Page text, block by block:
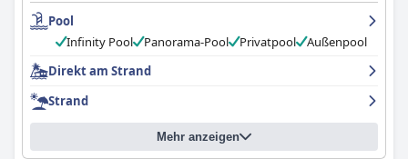
Probleme mit Unordnung und unfreundlichem Personal hatten,
waren die Butler immer hilfsbereit und aufmerksam. Insgesamt
wird das Personal von Sugar Beach für seinen unglaublichen
Kundenservice gelobt.
Pool
Infinity Pool
Panorama-Pool Privatpool
Außenpool
Direkt am Strand
Strand
Mehr anzeigen